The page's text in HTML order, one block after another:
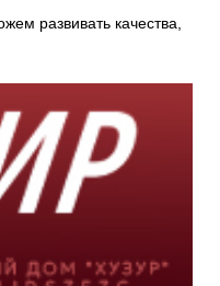
развивать качества,